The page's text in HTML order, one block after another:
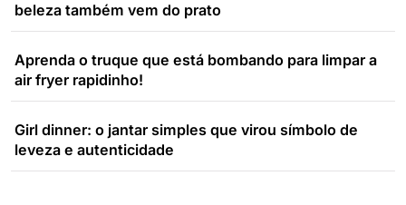
beleza também vem do prato
Aprenda o truque que está bombando para limpar a
air fryer rapidinho!
Girl dinner: o jantar simples que virou símbolo de
leveza e autenticidade